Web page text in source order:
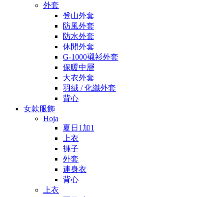
外套
登山外套
防風外套
防水外套
休閒外套
G-1000襯衫外套
保暖中層
大衣外套
羽絨 / 化纖外套
背心
女款服飾
Hoja
夏日1加1
上衣
褲子
外套
連身衣
背心
上衣